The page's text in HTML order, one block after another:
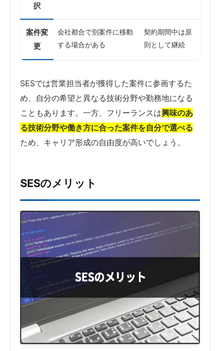
択
案件変
更
会社都合で別案件に移動
する場合がある
契約期間中は原
則として継続
SESでは営業担当者が獲得した案件に参画するた
め、自分の希望と異なる技術分野や勤務地になる
こともあります。一方、フリーランスは興味のあ
る技術分野や働き方に合った案件を自分で選べる
ため、キャリア形成の自由度が高いでしょう。
SESのメリット